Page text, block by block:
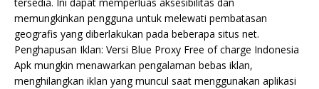
memungkinkan pengguna untuk melewati pembatasan
geografis yang diberlakukan pada beberapa situs net.
Penghapusan Iklan: Versi Blue Proxy Free of charge Indonesia
Apk mungkin menawarkan pengalaman bebas iklan,
menghilangkan iklan yang muncul saat menggunakan aplikasi